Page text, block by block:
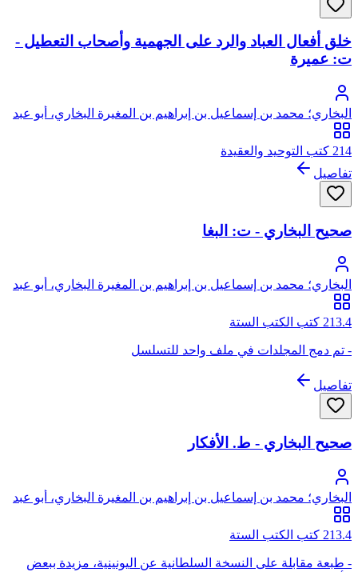
خلق أفعال العباد والرد على الجهمية وأصحاب التعطيل -
ت: عميرة
البخاري؛ محمد بن إسماعيل بن إبراهيم بن المغيرة البخاري، أبو عبد
الله
214 كتب التوحيد والعقيدة
تفاصيل
صحيح البخاري - ت: البغا
البخاري؛ محمد بن إسماعيل بن إبراهيم بن المغيرة البخاري، أبو عبد
الله
213.4 كتب الكتب الستة
- تم دمج المجلدات في ملف واحد للتسلسل
تفاصيل
صحيح البخاري - ط. الأفكار
البخاري؛ محمد بن إسماعيل بن إبراهيم بن المغيرة البخاري، أبو عبد
الله
213.4 كتب الكتب الستة
- طبعة مقابلة على النسخة السلطانية عن اليونينية، مزيدة ببعض